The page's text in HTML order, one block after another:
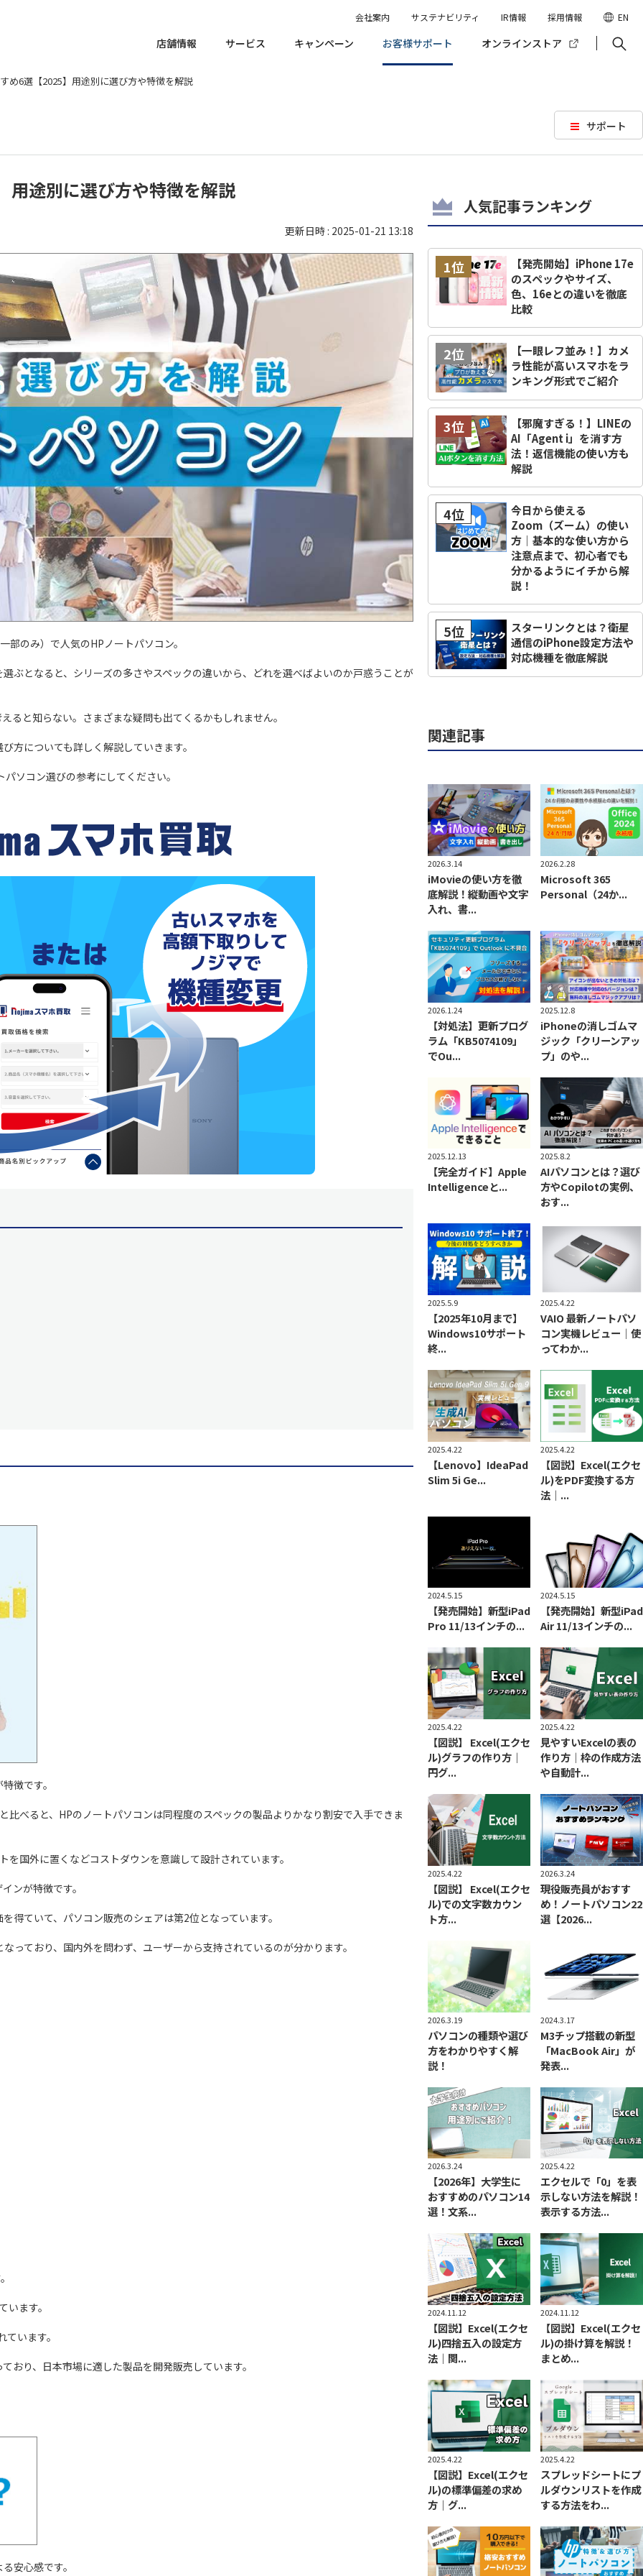
店舗情報 サービス キャンペーン お客様サポート オンラインストア
会社案内 サステナビリティ IR情報 採用情報 EN
め6選【2025】用途別に選び方や特徴を解説
サポート
用途別に選び方や特徴を解説
更新日時 : 2025-01-21 13:18
のみ）で人気のHPノートパソコン。
ぶとなると、シリーズの多さやスペックの違いから、どれを選べばよいのか戸惑うことが
ると知らない。さまざまな疑問も出てくるかもしれません。
方についても詳しく解説していきます。
ソコン選びの参考にしてください。
特徴です。
べると、HPのノートパソコンは同程度のスペックの製品よりかなり割安で入手できま
国外に置くなどコストダウンを意識して設計されています。
ンが特徴です。
得ていて、パソコン販売のシェアは第2位となっています。
ており、国内外を問わず、ユーザーから支持されているのが分かります。
ます。
います。
おり、日本市場に適した製品を開発販売しています。
安心感です。
人気記事ランキング
1位
【発売開始】iPhone 17e
のスペックやサイズ、
色、16eとの違いを徹底
比較
2位
【一眼レフ並み！】カメ
ラ性能が高いスマホをラ
ンキング形式でご紹介
3位
【邪魔すぎる！】LINEの
AI「Agent i」を消す方
法！返信機能の使い方も
解説
4位
今日から使える
Zoom（ズーム）の使い
方｜基本的な使い方から
注意点まで、初心者でも
分かるようにイチから解
説！
5位
スターリンクとは？衛星
通信のiPhone設定方法や
対応機種を徹底解説
関連記事
2026.3.14
iMovieの使い方を徹
底解説！縦動画や文字
入れ、書...
2026.2.28
Microsoft 365
Personal（24か...
2026.1.24
【対処法】更新プログ
ラム「KB5074109」
でOu...
2025.12.8
iPhoneの消しゴムマ
ジック「クリーンアッ
プ」のや...
2025.12.13
【完全ガイド】Apple
Intelligenceと...
2025.8.2
AIパソコンとは？選び
方やCopilotの実例、
おす...
2025.5.9
【2025年10月まで】
Windows10サポート
終...
2025.4.22
VAIO 最新ノートパソ
コン実機レビュー｜使
ってわか...
2025.4.22
【Lenovo】IdeaPad
Slim 5i Ge...
2025.4.22
【図説】Excel(エクセ
ル)をPDF変換する方
法｜...
2024.5.15
【発売開始】新型iPad
Pro 11/13インチの...
2024.5.15
【発売開始】新型iPad
Air 11/13インチの...
2025.4.22
【図説】 Excel(エクセ
ル)グラフの作り方｜
円グ...
2025.4.22
見やすいExcelの表の
作り方｜枠の作成方法
や自動計...
2025.4.22
【図説】 Excel(エクセ
ル)での文字数カウン
ト方...
2026.3.24
現役販売員がおすす
め！ノートパソコン22
選【2026...
2026.3.19
パソコンの種類や選び
方をわかりやすく解
説！
2024.3.17
M3チップ搭載の新型
「MacBook Air」が
発表...
2026.3.24
【2026年】大学生に
おすすめのパソコン14
選！文系...
2025.4.22
エクセルで「0」を表
示しない方法を解説！
表示する方法...
2024.11.12
【図説】Excel(エクセ
ル)四捨五入の設定方
法｜関...
2024.11.12
【図説】Excel(エクセ
ル)の掛け算を解説！
まとめ...
2025.4.22
【図説】Excel(エクセ
ル)の標準偏差の求め
方｜グ...
2025.4.22
スプレッドシートにプ
ルダウンリストを作成
する方法をわ...